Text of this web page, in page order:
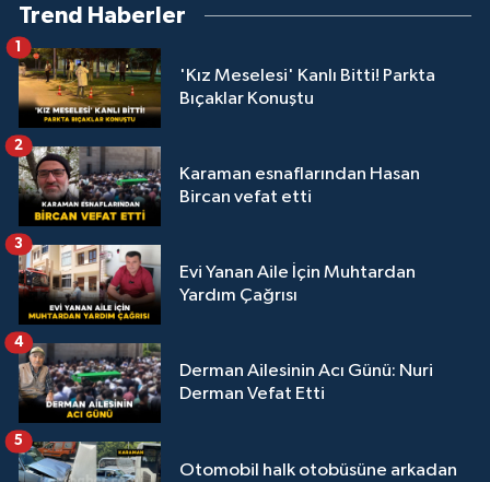
Trend Haberler
'Kız Meselesi' Kanlı Bitti! Parkta
Bıçaklar Konuştu
1
Karaman esnaflarından Hasan
Bircan vefat etti
2
Evi Yanan Aile İçin Muhtardan
Yardım Çağrısı
3
Derman Ailesinin Acı Günü: Nuri
Derman Vefat Etti
4
Otomobil halk otobüsüne arkadan
5